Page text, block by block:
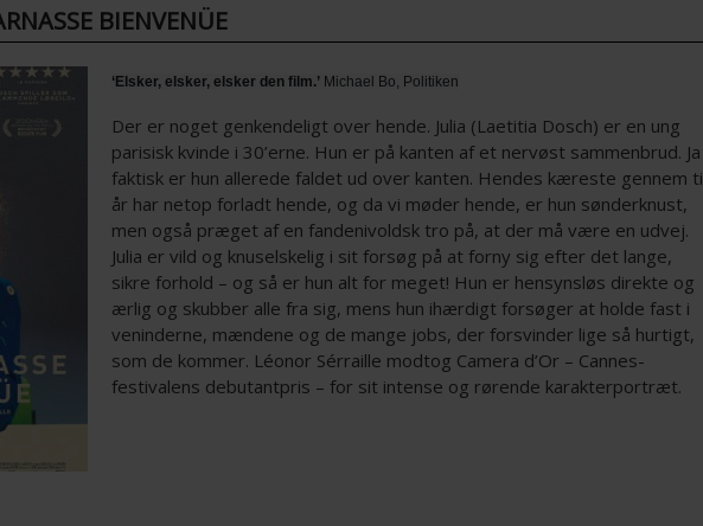
BIENVENÜE
‘Elsker, elsker, elsker den film.’Michael Bo, Politiken
Der er noget genkendeligt over hende. Julia (Laetitia Dosch) er en ung
parisisk kvinde i 30’erne. Hun er på kanten af et nervøst sammenbrud. Ja
faktisk er hun allerede faldet ud over kanten. Hendes kæreste gennem ti
år har netop forladt hende, og da vi møder hende, er hun sønderknust,
men også præget af en fandenivoldsk tro på, at der må være en udvej.
Julia er vild og knuselskelig i sit forsøg på at forny sig efter det lange,
sikre forhold – og så er hun alt for meget! Hun er hensynsløs direkte og
ærlig og skubber alle fra sig, mens hun ihærdigt forsøger at holde fast i
veninderne, mændene og de mange jobs, der forsvinder lige så hurtigt,
som de kommer. Léonor Sérraille modtog Camera d’Or – Cannes-
festivalens debutantpris – for sit intense og rørende karakterportræt.